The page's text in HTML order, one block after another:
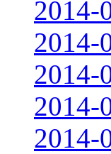
2014-
2014-
2014-
2014-
2014-